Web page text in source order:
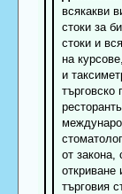
всякакви
стоки за
стоки и
на
и
търговско
от
откриване
търговия